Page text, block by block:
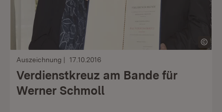
Auszeichnung 17.10.2016
Verdienstkreuz am Bande für
Werner Schmoll